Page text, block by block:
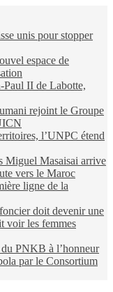
unis pour stopper
espace de
Paul II de Labotte,
rejoint le Groupe
l’UNPC étend
Miguel Masaisai arrive
vers le Maroc
ligne de la
doit devenir une
voir les femmes
PNKB à l’honneur
par le Consortium